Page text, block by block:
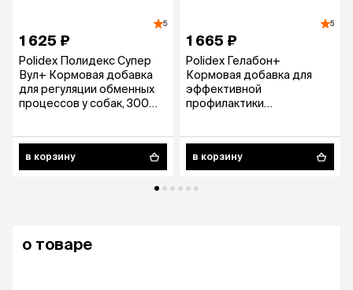
5
1 625 ₽
Polidex Полидекс Супер
Вул+ Кормовая добавка
для регуляции обменных
процессов у собак, 300
в корзину
5
1 665 ₽
Polidex Гелабон+
Кормовая добавка для
эффективной
профилактики
300 таблеток
в корзину
о товаре